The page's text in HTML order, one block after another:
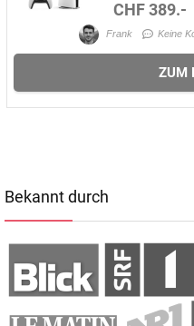
CHF 389.-
Frank Keine
ZUM
Bekannt durch